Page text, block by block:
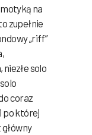
na
zupełnie
„riff”
solo
coraz
po której